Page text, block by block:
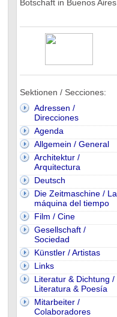
Sektionen / Secciones:
Adressen /
Direcciones
Agenda
Allgemein / General
Architektur /
Arquitectura
Deutsch
Die Zeitmaschine / La
máquina del tiempo
Film / Cine
Gesellschaft /
Sociedad
Künstler / Artistas
Links
Literatur & Dichtung /
Literatura & Poesía
Mitarbeiter /
Colaboradores